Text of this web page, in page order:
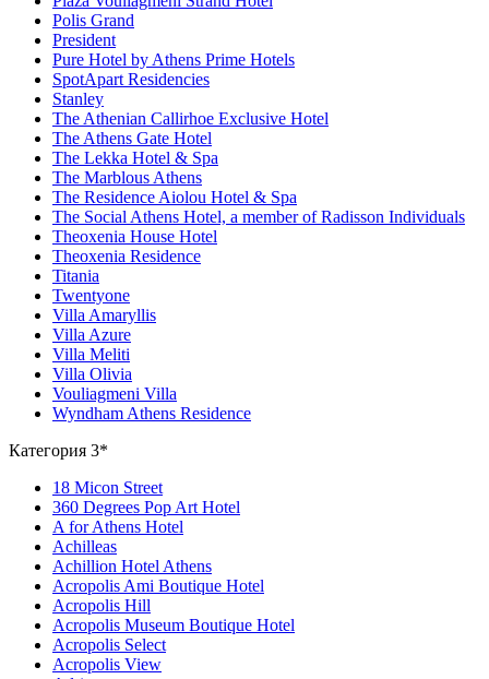
Polis Grand
President
Pure Hotel by Athens Prime Hotels
SpotApart Residencies
Stanley
The Athenian Callirhoe Exclusive Hotel
The Athens Gate Hotel
The Lekka Hotel & Spa
The Marblous Athens
The Residence Aiolou Hotel & Spa
The Social Athens Hotel, a member of Radisson Individuals
Theoxenia House Hotel
Theoxenia Residence
Titania
Twentyone
Villa Amaryllis
Villa Azure
Villa Meliti
Villa Olivia
Vouliagmeni Villa
Wyndham Athens Residence
Категория 3*
18 Micon Street
360 Degrees Pop Art Hotel
A for Athens Hotel
Achilleas
Achillion Hotel Athens
Acropolis Ami Boutique Hotel
Acropolis Hill
Acropolis Museum Boutique Hotel
Acropolis Select
Acropolis View